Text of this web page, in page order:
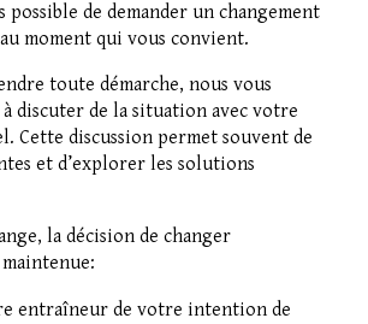
possible de demander un changement
moment qui vous convient.
toute démarche, nous vous
discuter de la situation avec votre
Cette discussion permet souvent de
et d’explorer les solutions
la décision de changer
entraîneur de votre intention de